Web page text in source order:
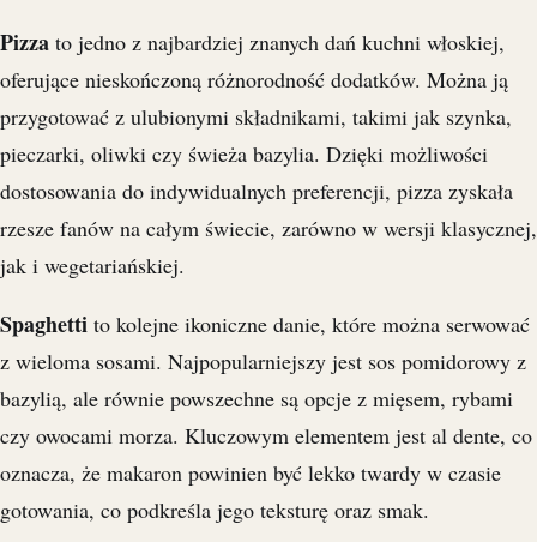
Pizza to jedno z najbardziej znanych dań kuchni włoskiej,
oferujące nieskończoną różnorodność dodatków. Można ją
przygotować z ulubionymi składnikami, takimi jak szynka,
pieczarki, oliwki czy świeża bazylia. Dzięki możliwości
dostosowania do indywidualnych preferencji, pizza zyskała
rzesze fanów na całym świecie, zarówno w wersji klasycznej,
jak i wegetariańskiej.
Spaghetti to kolejne ikoniczne danie, które można serwować
z wieloma sosami. Najpopularniejszy jest sos pomidorowy z
bazylią, ale równie powszechne są opcje z mięsem, rybami
czy owocami morza. Kluczowym elementem jest al dente, co
oznacza, że makaron powinien być lekko twardy w czasie
gotowania, co podkreśla jego teksturę oraz smak.